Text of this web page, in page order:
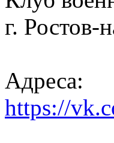
г. Ростов-
Адреса:
https://